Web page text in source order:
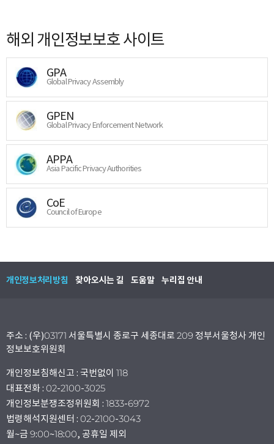
해외 개인정보보호 사이트
GPA
Global Privacy Assembly
GPEN
Global Privacy Enforcement Network
APPA
Asia Pacific Privacy Authorities
CoE
Council of Europe
개인정보처리방침 찾아오시는 길 도움말 누리집 안내
주소 : (우)03171 서울특별시 종로구 세종대로 209 정부서울청사 개인
정보보호위원회
개인정보침해신고 : 국번없이 118
대표전화 : 02-2100-3025
개인정보분쟁조정위원회 : 1833-6972
법령해석지원센터 : 02-2100-3043
월~금 9:00~18:00, 공휴일 제외